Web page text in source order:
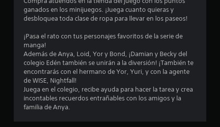
l
d
c
i
ganados en los minijuegos. ¡Juega cuanto quieras y
desbloquea toda clase de ropa para llevar en los paseos!
¡Pasa el rato con tus personajes favoritos de la serie de
manga!
Además de Anya, Loid, Yor y Bond, ¡Damian y Becky del
colegio Edén también se unirán a la diversión! ¡También te
encontrarás con el hermano de Yor, Yuri, y con la agente
de WISE, Nightfall!
Juega en el colegio, recibe ayuda para hacer la tarea y crea
incontables recuerdos entrañables con los amigos y la
familia de Anya.